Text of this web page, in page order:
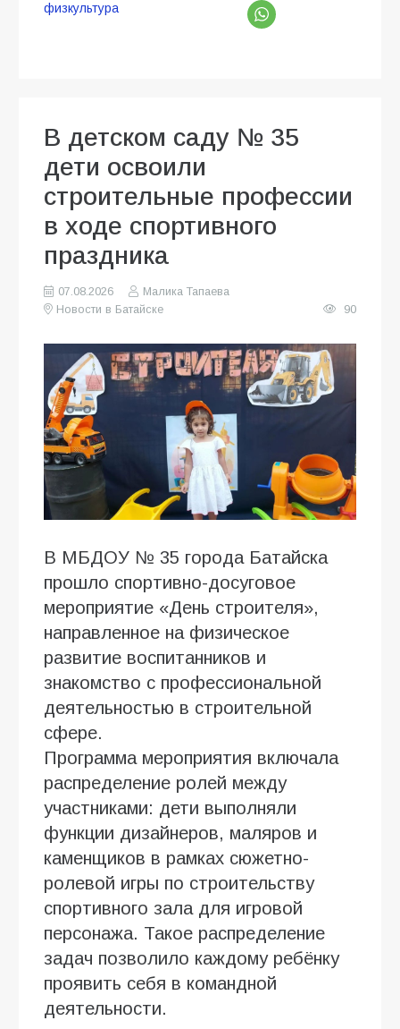
физкультура
В детском саду № 35
дети освоили
строительные профессии
в ходе спортивного
праздника
07.08.2026
Малика Тапаева
Новости в Батайске
90
В МБДОУ № 35 города Батайска
прошло спортивно-досуговое
мероприятие «День строителя»,
направленное на физическое
развитие воспитанников и
знакомство с профессиональной
деятельностью в строительной
сфере.
Программа мероприятия включала
распределение ролей между
участниками: дети выполняли
функции дизайнеров, маляров и
каменщиков в рамках сюжетно-
ролевой игры по строительству
спортивного зала для игровой
персонажа. Такое распределение
задач позволило каждому ребёнку
проявить себя в командной
деятельности.